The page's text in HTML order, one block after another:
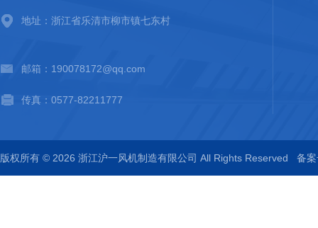
地址：浙江省乐清市柳市镇七东村
邮箱：190078172@qq.com
传真：0577-82211777
版权所有 © 2026 浙江沪一风机制造有限公司 All Rights Reserved 备